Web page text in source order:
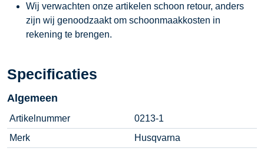
Wij verwachten onze artikelen schoon retour, anders
zijn wij genoodzaakt om schoonmaakkosten in
rekening te brengen.
Specificaties
Algemeen
Artikelnummer
0213-1
Merk
Husqvarna